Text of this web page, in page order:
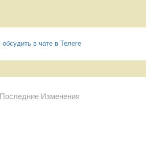
обсудить в чате в Телеге
Последние Изменения